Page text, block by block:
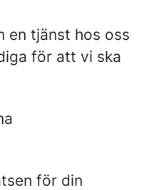
en tjänst hos oss
för att vi ska
för din